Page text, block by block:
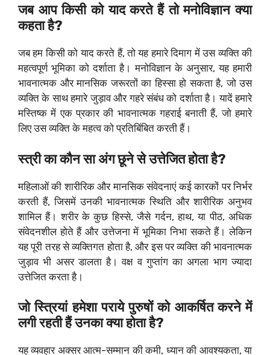
जब आप किसी को याद करते हैं तो मनोविज्ञान क्या
कहता है?
जब हम किसी को याद करते हैं, तो यह हमारे दिमाग में उस व्यक्ति की
महत्वपूर्ण भूमिका को दर्शाता है। मनोविज्ञान के अनुसार, यह हमारी
भावनात्मक और मानसिक जरूरतों का हिस्सा हो सकता है, जो उस
व्यक्ति के साथ हमारे जुड़ाव और गहरे संबंध को दर्शाता है। यादें हमारे
मस्तिष्क में एक प्रकार की भावनात्मक गहराई बनाती हैं, जो हमारे
लिए उस व्यक्ति के महत्व को प्रतिबिंबित करती हैं।
स्त्री का कौन सा अंग छूने से उत्तेजित होता है?
महिलाओं की शारीरिक और मानसिक संवेदनाएं कई कारकों पर निर्भर
करती हैं, जिसमें उनकी भावनात्मक स्थिति और शारीरिक अनुभव
शामिल हैं। शरीर के कुछ हिस्से, जैसे गर्दन, हाथ, या पीठ, अधिक
संवेदनशील होते हैं और उत्तेजना में भूमिका निभा सकते हैं। लेकिन
यह पूरी तरह से व्यक्तिगत होता है, और इस पर व्यक्ति की भावनात्मक
जुड़ाव भी असर डालता है। वक्ष व गुप्तांग का अगला भाग ज्यादा
उत्तेजित करता है।
जो स्त्रियां हमेशा पराये पुरुषों को आकर्षित करने में
लगी रहती हैं उनका क्या होता है?
यह व्यवहार अक्सर आत्म-सम्मान की कमी, ध्यान की आवश्यकता, या